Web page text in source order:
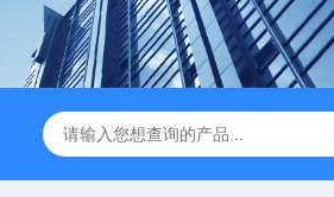
交流电源 固纬 GSP-730 频谱分析仪